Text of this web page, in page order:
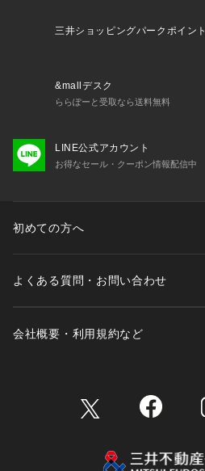
三井ショッピングパークポイント
&mallデスク
ららぽーと受取なら送料無料
LINE公式アカウント
お得なセール・クーポン情報配信中
初めての方へ
よくある質問・お問い合わせ
会社概要・利用規約など